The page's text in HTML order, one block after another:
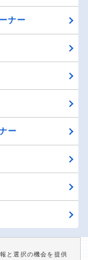
ナー
ー
と選択の機会を提供